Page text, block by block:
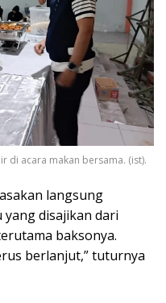
di acara makan bersama. (ist).
langsung
yang disajikan dari
baksonya.
berlanjut,” tuturnya